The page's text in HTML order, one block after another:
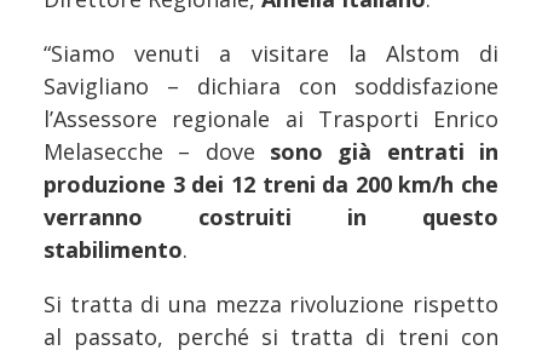
“Siamo venuti a visitare la Alstom di
Savigliano – dichiara con soddisfazione
l’Assessore regionale ai Trasporti Enrico
Melasecche – dove sono già entrati in
produzione 3 dei 12 treni da 200 km/h che
verranno costruiti in questo
stabilimento.
Si tratta di una mezza rivoluzione rispetto
al passato, perché si tratta di treni con